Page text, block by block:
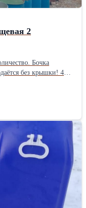
2
Бочка
без крышки! 400
500 рублей. Наш
2/4 Время
18 часов, без обеда.